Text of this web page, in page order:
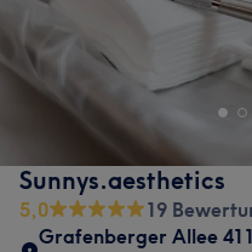
Sunnys.aesthetics
5,0
19
Grafenberger Allee 411